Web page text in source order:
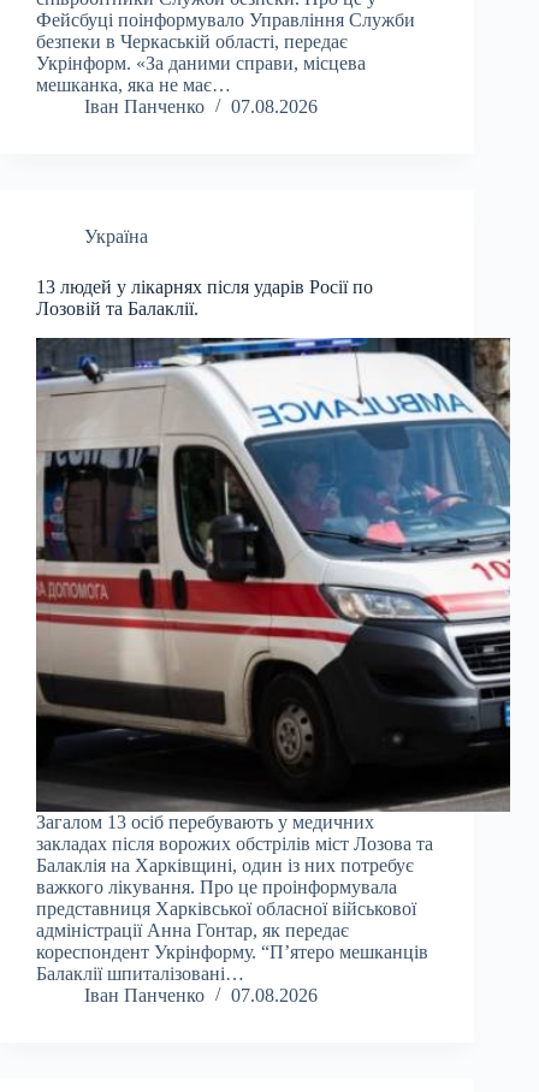
Фейсбуці поінформувало Управління Служби
безпеки в Черкаській області, передає
Укрінформ. «За даними справи, місцева
мешканка, яка не має…
Іван Панченко
07.08.2026
Україна
13 людей у лікарнях після ударів Росії по
Лозовій та Балаклії.
Загалом 13 осіб перебувають у медичних
закладах після ворожих обстрілів міст Лозова та
Балаклія на Харківщині, один із них потребує
важкого лікування. Про це проінформувала
представниця Харківської обласної військової
адміністрації Анна Гонтар, як передає
кореспондент Укрінформу. “П’ятеро мешканців
Балаклії шпиталізовані…
Іван Панченко
07.08.2026